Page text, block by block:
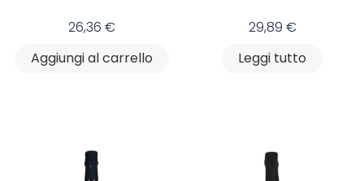
26,36 €
Aggiungi al carrello
29,89 €
Leggi tutto